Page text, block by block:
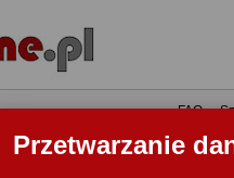
Przetwarzanie
•FAQ•